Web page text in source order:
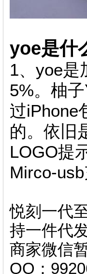
yoe是什
1、yoe是
5%。柚
过iPhone
的。依旧
LOGO提
Mirco-
悦刻一代
持一件代
商家微信
QQ：